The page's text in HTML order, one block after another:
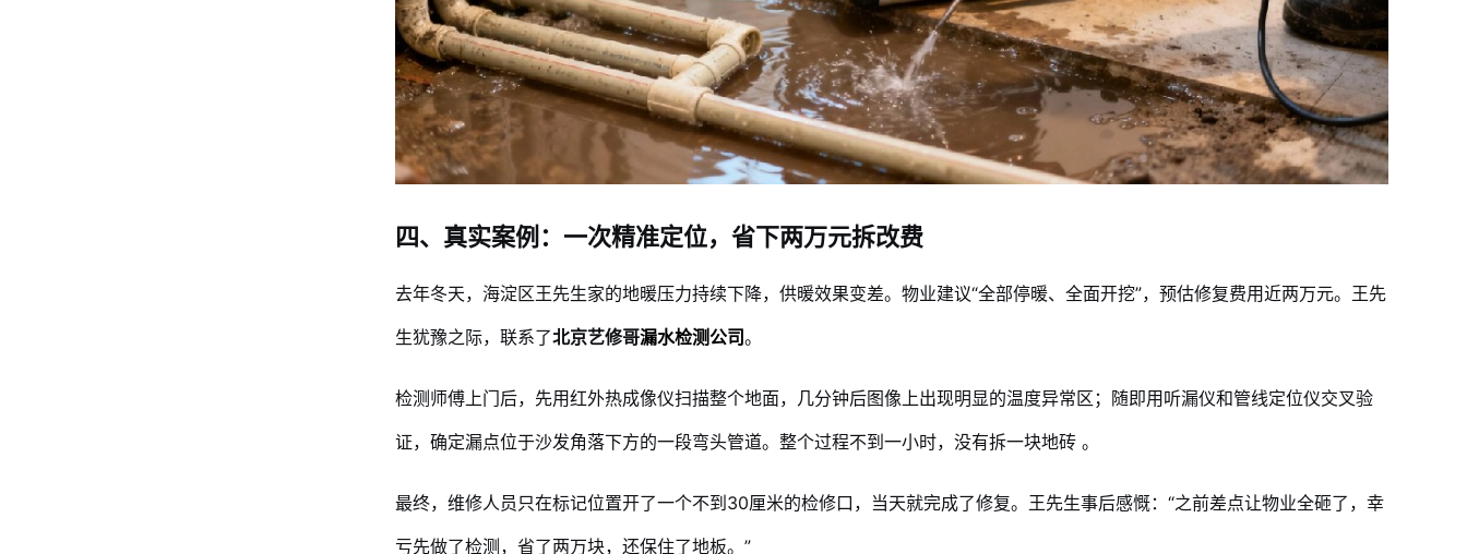
四、真实案例：一次精准定位，省下两万元拆改费
去年冬天，海淀区王先生家的地暖压力持续下降，供暖效果变差。物业建议“全部停暖、全面开挖”，预估修复费用近两万元。王先
生犹豫之际，联系了北京艺修哥漏水检测公司。
检测师傅上门后，先用红外热成像仪扫描整个地面，几分钟后图像上出现明显的温度异常区；随即用听漏仪和管线定位仪交叉验
证，确定漏点位于沙发角落下方的一段弯头管道。整个过程不到一小时，没有拆一块地砖 。
最终，维修人员只在标记位置开了一个不到30厘米的检修口，当天就完成了修复。王先生事后感慨：“之前差点让物业全砸了，幸
亏先做了检测，省了两万块，还保住了地板。”